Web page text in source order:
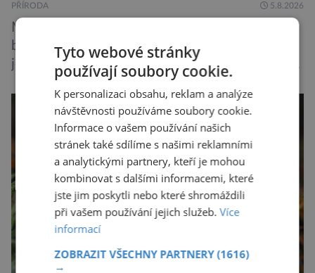
PŘÍRODA 5.8.2026
Medojed kapský je lasicovitá šelma, kterou
bychom velikostí mohli přirovnat k českému
jezevci. Je extrémně nebojácná, ostatně bývá
označována za nejodvážnější zvíře vůbec. V
této souvislosti je dokonce zapsána do
Guinnessovy knihy rekordů. Navzdory svému
názvu nežije pouze v jižní Africe, ale domovem
je mu valná část černého kontinentu a
vyskytuje se rovněž v oblastech […]
Tyto webové stránky
používají soubory cookie.
K personalizaci obsahu, reklam a analýze
návštěvnosti používáme soubory cookie.
Informace o vašem používání našich
stránek také sdílíme s našimi reklamními
a analytickými partnery, kteří je mohou
kombinovat s dalšími informacemi, které
jste jim poskytli nebo které shromáždili
při vašem používání jejich služeb.Více
informací
ZOBRAZIT VŠECHNY PARTNERY(1616)
→